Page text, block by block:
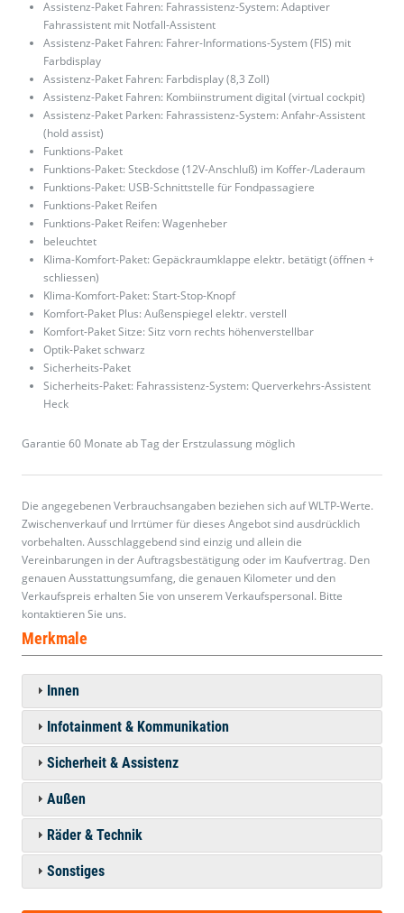
Assistenz-Paket Fahren: Fahrassistenz-System: Adaptiver
Fahrassistent mit Notfall-Assistent
Assistenz-Paket Fahren: Fahrer-Informations-System (FIS) mit
Farbdisplay
Assistenz-Paket Fahren: Farbdisplay (8,3 Zoll)
Assistenz-Paket Fahren: Kombiinstrument digital (virtual cockpit)
Assistenz-Paket Parken: Fahrassistenz-System: Anfahr-Assistent
(hold assist)
Funktions-Paket
Funktions-Paket: Steckdose (12V-Anschluß) im Koffer-/Laderaum
Funktions-Paket: USB-Schnittstelle für Fondpassagiere
Funktions-Paket Reifen
Funktions-Paket Reifen: Wagenheber
beleuchtet
Klima-Komfort-Paket: Gepäckraumklappe elektr. betätigt (öffnen +
schliessen)
Klima-Komfort-Paket: Start-Stop-Knopf
Komfort-Paket Plus: Außenspiegel elektr. verstell
Komfort-Paket Sitze: Sitz vorn rechts höhenverstellbar
Optik-Paket schwarz
Sicherheits-Paket
Sicherheits-Paket: Fahrassistenz-System: Querverkehrs-Assistent
Heck
Garantie 60 Monate ab Tag der Erstzulassung möglich
Die angegebenen Verbrauchsangaben beziehen sich auf WLTP-Werte.
Zwischenverkauf und Irrtümer für dieses Angebot sind ausdrücklich
vorbehalten. Ausschlaggebend sind einzig und allein die
Vereinbarungen in der Auftragsbestätigung oder im Kaufvertrag. Den
genauen Ausstattungsumfang, die genauen Kilometer und den
Verkaufspreis erhalten Sie von unserem Verkaufspersonal. Bitte
kontaktieren Sie uns.
Merkmale
Innen
Infotainment & Kommunikation
Sicherheit & Assistenz
Außen
Räder & Technik
Sonstiges